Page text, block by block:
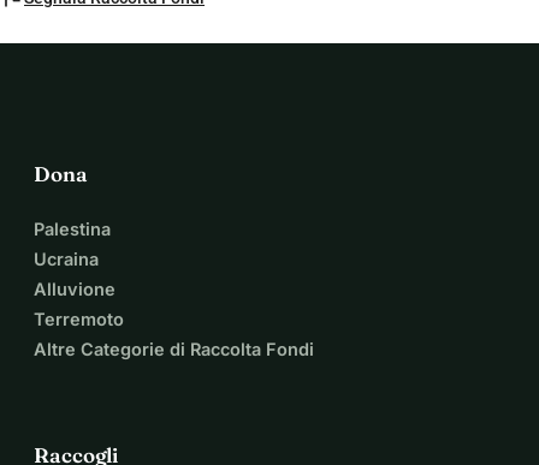
Dona
Palestina
Ucraina
Alluvione
Terremoto
Altre Categorie di Raccolta Fondi
Raccogli